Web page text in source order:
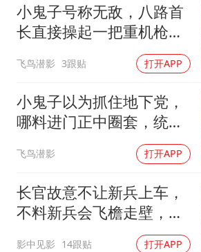
小鬼子号称无敌，八路首
长直接操起一把重机枪，
飞鸟潜影 3跟贴 打开APP
小鬼子以为抓住地下党，
哪料进门正中圈套，统统
飞鸟潜影 打开APP
长官故意不让新兵上车，
不料新兵会飞檐走壁，场
影中见影 14跟贴 打开APP